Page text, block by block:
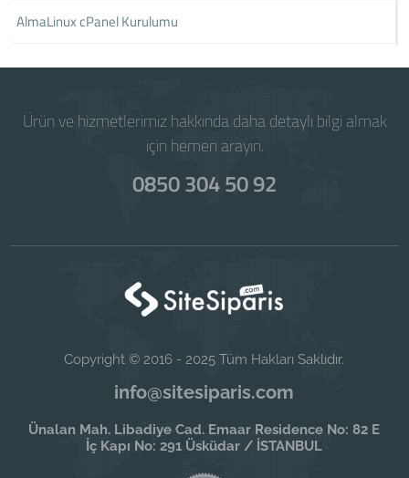
AlmaLinux cPanel Kurulumu
Ürün ve hizmetlerimiz hakkında daha detaylı bilgi almak
için hemen arayın.
0850 304 50 92
Copyright © 2016 - 2025 Tüm Hakları Saklıdır.
info@sitesiparis.com
Ünalan Mah. Libadiye Cad. Emaar Residence No: 82 E
İç Kapı No: 291 Üsküdar / İSTANBUL